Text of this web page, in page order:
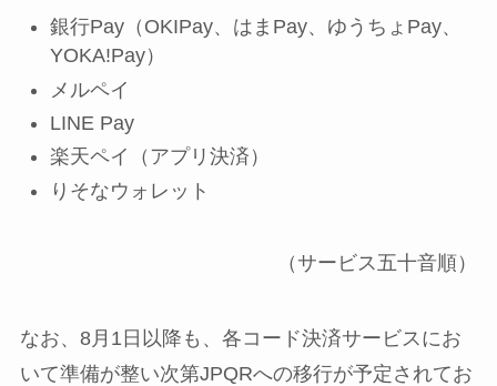
銀行Pay（OKIPay、はまPay、ゆうちょPay、
YOKA!Pay）
メルペイ
LINE Pay
楽天ペイ（アプリ決済）
りそなウォレット
（サービス五十音順）
なお、8月1日以降も、各コード決済サービスにお
いて準備が整い次第JPQRへの移行が予定されてお